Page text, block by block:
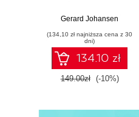
and techniques for
threat response -
Fourth Edition
Gerard Johansen
(134,10 zł najniższa cena z 30
dni)
134.10 zł
149.00zł (-10%)